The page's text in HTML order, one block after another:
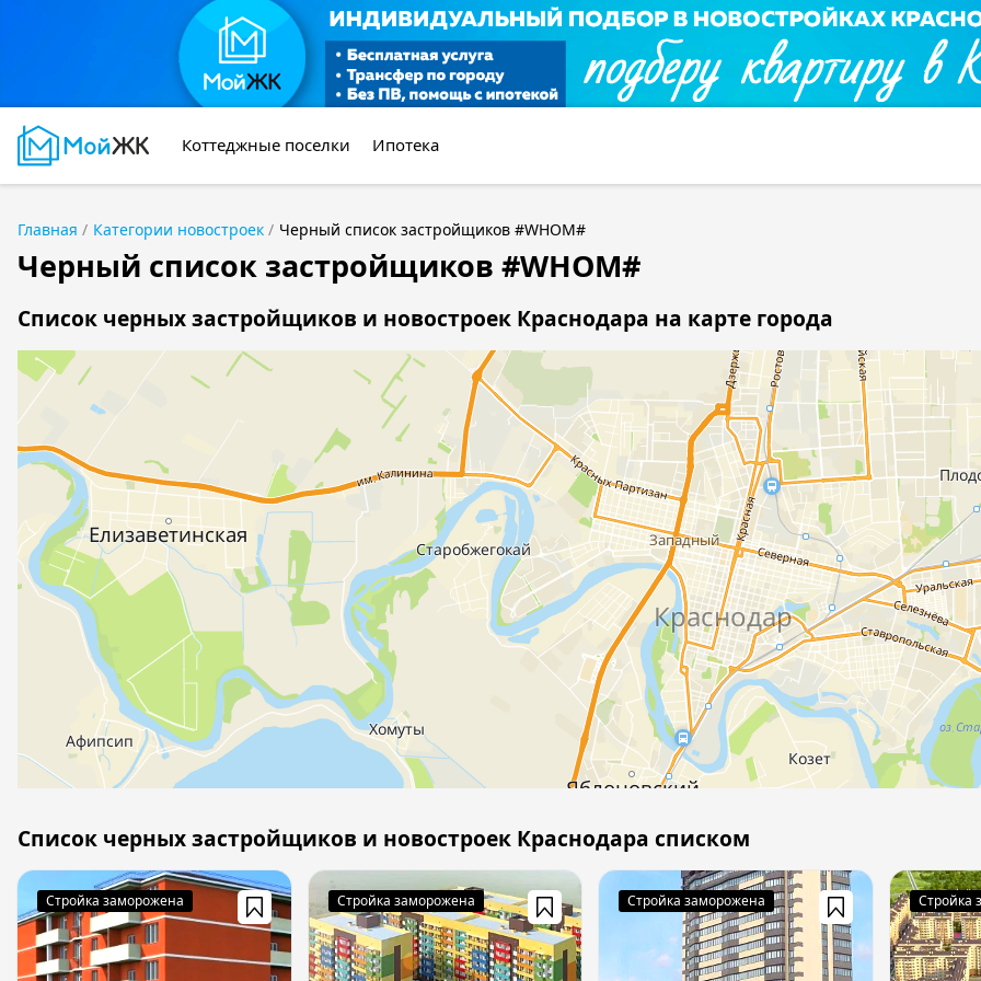
Коттеджные поселки Ипотека
Главная Категории новостроек Черный список застройщиков #WHOM#
Черный список застройщиков #WHOM#
Список черных застройщиков и новостроек Краснодара на карте города
Список черных застройщиков и новостроек Краснодара списком